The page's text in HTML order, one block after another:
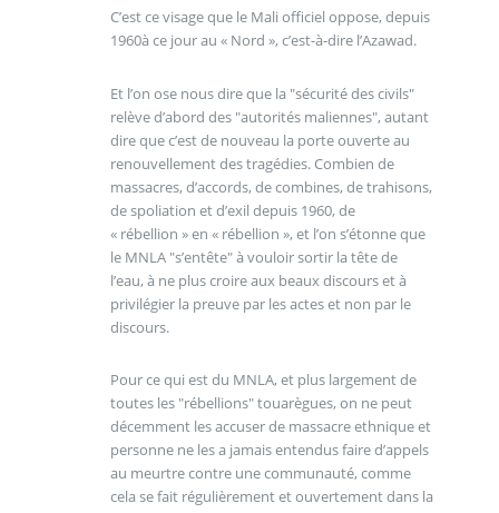
C’est ce visage que le Mali officiel oppose, depuis
1960à ce jour au « Nord », c’est-à-dire l’Azawad.
Et l’on ose nous dire que la "sécurité des civils"
relève d’abord des "autorités maliennes", autant
dire que c’est de nouveau la porte ouverte au
renouvellement des tragédies. Combien de
massacres, d’accords, de combines, de trahisons,
de spoliation et d’exil depuis 1960, de
« rébellion » en « rébellion », et l’on s’étonne que
le MNLA "s’entête" à vouloir sortir la tête de
l’eau, à ne plus croire aux beaux discours et à
privilégier la preuve par les actes et non par le
discours.
Pour ce qui est du MNLA, et plus largement de
toutes les "rébellions" touarègues, on ne peut
décemment les accuser de massacre ethnique et
personne ne les a jamais entendus faire d’appels
au meurtre contre une communauté, comme
cela se fait régulièrement et ouvertement dans la